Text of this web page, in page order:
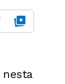
nesta